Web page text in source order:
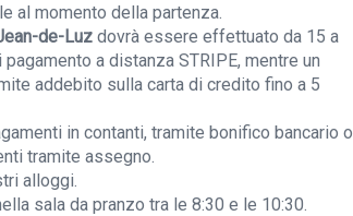
al momento della partenza.
de-Luz dovrà essere effettuato da 15 a
a distanza STRIPE, mentre un
addebito sulla carta di credito fino a 5
in contanti, tramite bonifico bancario o
tramite assegno.
alloggi.
sala da pranzo tra le 8:30 e le 10:30.